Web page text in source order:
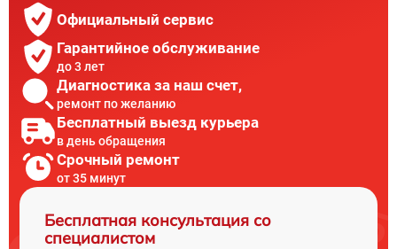
Официальный сервис
Гарантийное обслуживание
до 3 лет
Диагностика за наш счет,
ремонт по желанию
Бесплатный выезд курьера
в день обращения
Срочный ремонт
от 35 минут
Бесплатная консультация со
специалистом